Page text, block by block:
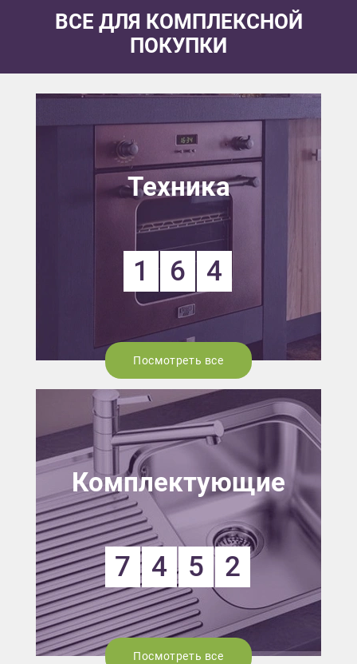
ВСЕ ДЛЯ КОМПЛЕКСНОЙ
ПОКУПКИ
Техника
1 6 4
Посмотреть все
Комплектующие
7 4 5 2
Посмотреть все